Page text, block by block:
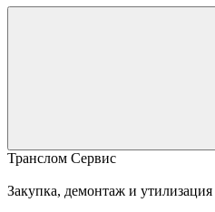
Транслом Сервис
Закупка, демонтаж и утилизация